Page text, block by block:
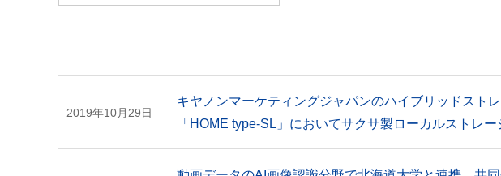
2019年10月29日
キヤノンマーケティングジャパンのハイブリッドスト
「HOME type-SL」においてサクサ製ローカルストレー